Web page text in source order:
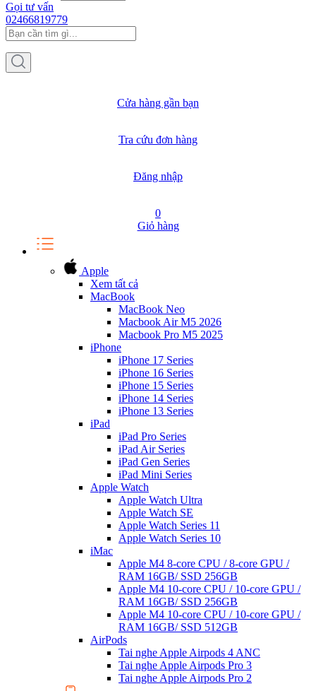
Gọi tư vấn
02466819779
Cửa hàng gần bạn
Tra cứu đơn hàng
Đăng nhập
0
Giỏ hàng
Apple
Xem tất cả
MacBook
MacBook Neo
Macbook Air M5 2026
Macbook Pro M5 2025
iPhone
iPhone 17 Series
iPhone 16 Series
iPhone 15 Series
iPhone 14 Series
iPhone 13 Series
iPad
iPad Pro Series
iPad Air Series
iPad Gen Series
iPad Mini Series
Apple Watch
Apple Watch Ultra
Apple Watch SE
Apple Watch Series 11
Apple Watch Series 10
iMac
Apple M4 8-core CPU / 8-core GPU /
RAM 16GB/ SSD 256GB
Apple M4 10-core CPU / 10-core GPU /
RAM 16GB/ SSD 256GB
Apple M4 10-core CPU / 10-core GPU /
RAM 16GB/ SSD 512GB
AirPods
Tai nghe Apple Airpods 4 ANC
Tai nghe Apple Airpods Pro 3
Tai nghe Apple Airpods Pro 2